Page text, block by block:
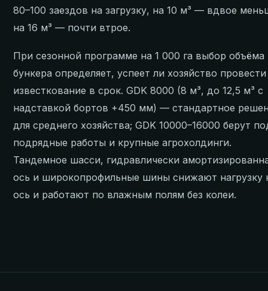
80–100 заездов на загрузку, на 10 м³ — вдвое
на 16 м³ — почти втрое.
При сезонной программе на 1 000 га выбор объёма
бункера определяет, успеет ли хозяйство провести
известкование в срок. GDK 8000 (8 м³, до 12,5 м³ с
надставкой бортов +450 мм) — стандартное
для среднего хозяйства; GDK 10000–16000 берут
подрядные работы и крупные агрохолдинги.
Тандемное шасси, гидравлически
ось и широкопрофильные шины снижают нагрузку
ось и работают по влажным полям без колеи.